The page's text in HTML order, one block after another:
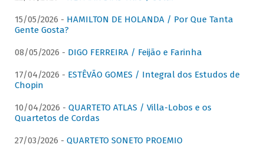
15/05/2026 - HAMILTON DE HOLANDA / Por Que Tanta
Gente Gosta?
08/05/2026 - DIGO FERREIRA / Feijão e Farinha
17/04/2026 - ESTÊVÃO GOMES / Integral dos Estudos de
Chopin
10/04/2026 - QUARTETO ATLAS / Villa-Lobos e os
Quartetos de Cordas
27/03/2026 - QUARTETO SONETO PROEMIO